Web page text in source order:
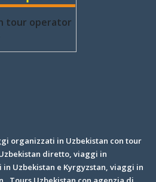
tour operator
organizzati in Uzbekistan con tour
diretto, viaggi in
Uzbekistan e Kyrgyzstan, viaggi in